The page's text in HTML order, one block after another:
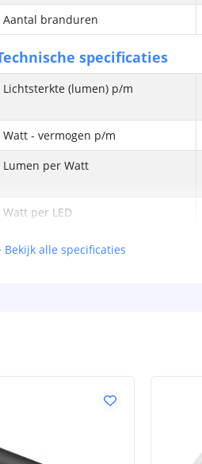
Aantal branduren
specificaties
Lichtsterkte (lumen) p/m
Watt - vermogen p/m
Lumen per Watt
Watt per LED
Voltage (DC)
Materiaal waterdichte
Plakstrip
Bekijk alle specificaties